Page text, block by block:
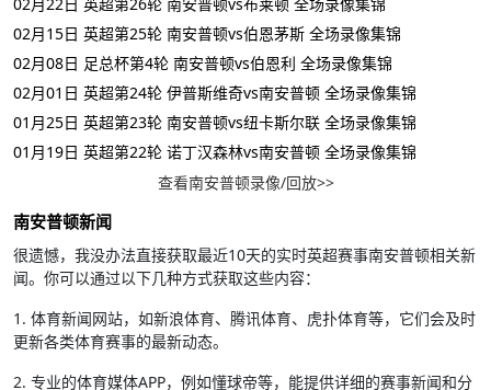
02月15日 英超第25轮 南安普顿vs伯恩茅斯 全场录像集锦
02月08日 足总杯第4轮 南安普顿vs伯恩利 全场录像集锦
02月01日 英超第24轮 伊普斯维奇vs南安普顿 全场录像集锦
01月25日 英超第23轮 南安普顿vs纽卡斯尔联 全场录像集锦
01月19日 英超第22轮 诺丁汉森林vs南安普顿 全场录像集锦
查看南安普顿录像/回放>>
南安普顿新闻
很遗憾，我没办法直接获取最近10天的实时英超赛事南安普顿相关新
闻。你可以通过以下几种方式获取这些内容：
1. 体育新闻网站，如新浪体育、腾讯体育、虎扑体育等，它们会及时
更新各类体育赛事的最新动态。
2. 专业的体育媒体APP，例如懂球帝等，能提供详细的赛事新闻和分